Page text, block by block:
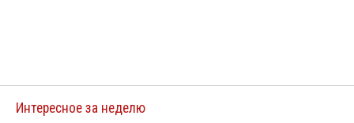
Интересное за неделю